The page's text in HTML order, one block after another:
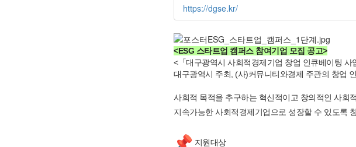
https://dgse.kr/
<ESG 스타트업 캠퍼스 참여기업 모집 공고>
<「대구광역시 사회적경제기업 창업 인큐베이팅
대구광역시 주최, (사)커뮤니티와경제 주관의 창업
사회적 목적을 추구하는 혁신적이고 창의적인 사회
지속가능한 사회적경제기업으로 성장할 수 있도록
지원대상